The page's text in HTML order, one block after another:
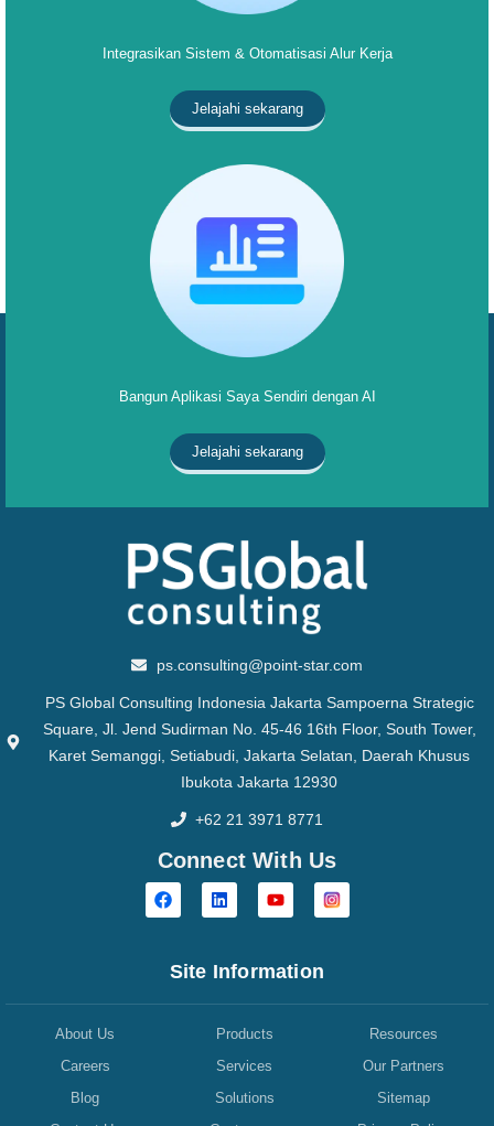
Integrasikan Sistem & Otomatisasi Alur Kerja
Jelajahi sekarang
Bangun Aplikasi Saya Sendiri dengan AI
Jelajahi sekarang
ps.consulting@point-star.com
PS Global Consulting Indonesia Jakarta Sampoerna Strategic
Square, Jl. Jend Sudirman No. 45-46 16th Floor, South Tower,
Karet Semanggi, Setiabudi, Jakarta Selatan, Daerah Khusus
Ibukota Jakarta 12930
+62 21 3971 8771
Connect With Us
Site Information
About Us
Careers
Blog
Products
Services
Solutions
Resources
Our Partners
Sitemap